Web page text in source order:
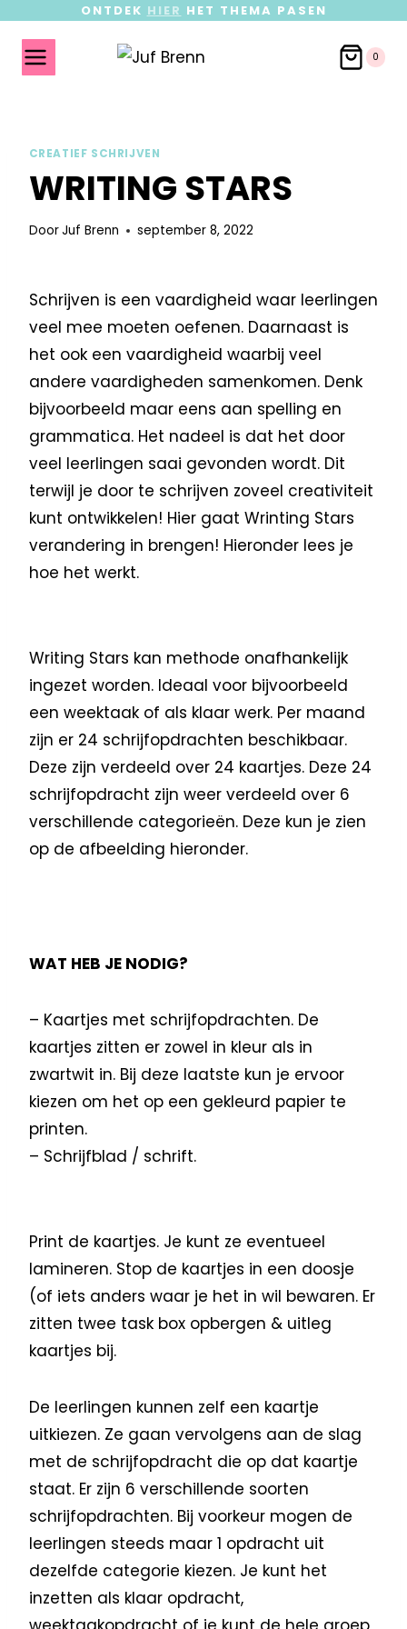
ONTDEK HIER HET THEMA PASEN
0
CREATIEF SCHRIJVEN
WRITING STARS
DoorJuf Brenn september 8, 2022
Schrijven is een vaardigheid waar leerlingen
veel mee moeten oefenen. Daarnaast is
het ook een vaardigheid waarbij veel
andere vaardigheden samenkomen. Denk
bijvoorbeeld maar eens aan spelling en
grammatica. Het nadeel is dat het door
veel leerlingen saai gevonden wordt. Dit
terwijl je door te schrijven zoveel creativiteit
kunt ontwikkelen! Hier gaat Wrinting Stars
verandering in brengen! Hieronder lees je
hoe het werkt.
Writing Stars kan methode onafhankelijk
ingezet worden. Ideaal voor bijvoorbeeld
een weektaak of als klaar werk. Per maand
zijn er 24 schrijfopdrachten beschikbaar.
Deze zijn verdeeld over 24 kaartjes. Deze 24
schrijfopdracht zijn weer verdeeld over 6
verschillende categorieën. Deze kun je zien
op de afbeelding hieronder.
WAT HEB JE NODIG?
– Kaartjes met schrijfopdrachten. De
kaartjes zitten er zowel in kleur als in
zwartwit in. Bij deze laatste kun je ervoor
kiezen om het op een gekleurd papier te
printen.
– Schrijfblad / schrift.
Print de kaartjes. Je kunt ze eventueel
lamineren. Stop de kaartjes in een doosje
(of iets anders waar je het in wil bewaren. Er
zitten twee task box opbergen & uitleg
kaartjes bij.
De leerlingen kunnen zelf een kaartje
uitkiezen. Ze gaan vervolgens aan de slag
met de schrijfopdracht die op dat kaartje
staat. Er zijn 6 verschillende soorten
schrijfopdrachten. Bij voorkeur mogen de
leerlingen steeds maar 1 opdracht uit
dezelfde categorie kiezen. Je kunt het
inzetten als klaar opdracht,